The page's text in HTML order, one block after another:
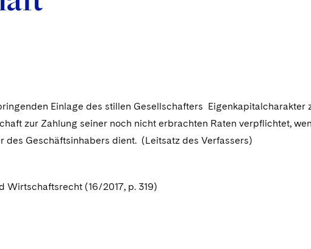
Einlage des stillen Gesellschafters Eigenkapitalcharakter
zur Zahlung seiner noch nicht erbrachten Raten verpflichtet,
des Geschäftsinhabers dient. (Leitsatz des Verfassers)
Wirtschaftsrecht (16/2017, p. 319)